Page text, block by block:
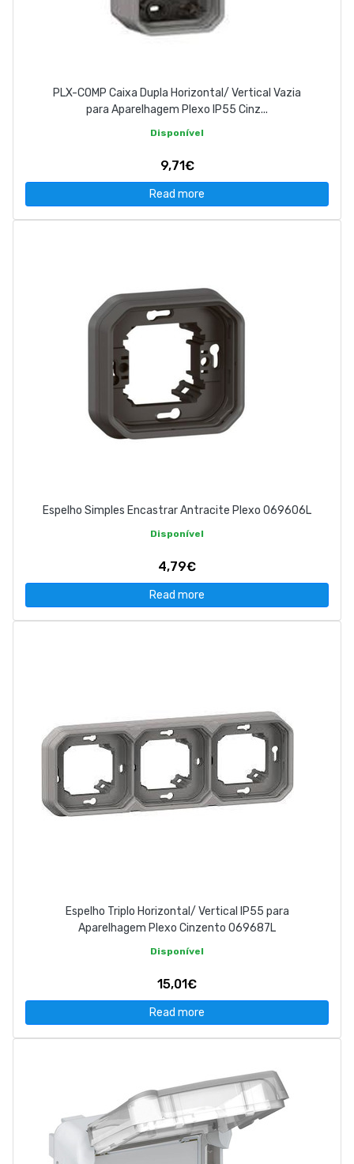
PLX-COMP Caixa Dupla Horizontal/ Vertical Vazia
para Aparelhagem Plexo IP55 Cinz...
Disponível
9,71€
Read more
Espelho Simples Encastrar Antracite Plexo 069606L
Disponível
4,79€
Read more
Espelho Triplo Horizontal/ Vertical IP55 para
Aparelhagem Plexo Cinzento 069687L
Disponível
15,01€
Read more